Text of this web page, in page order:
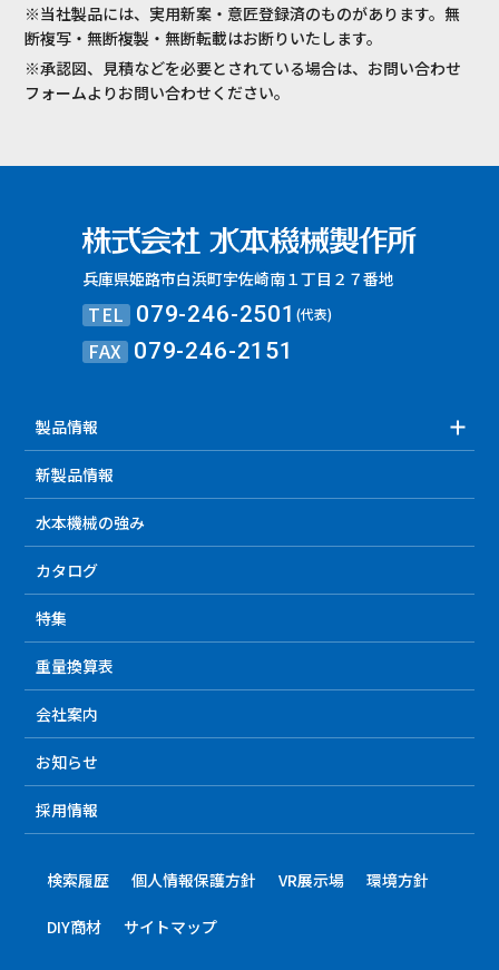
※当社製品には、実用新案・意匠登録済のものがあります。無
断複写・無断複製・無断転載はお断りいたします。
※承認図、見積などを必要とされている場合は、お問い合わせ
フォームよりお問い合わせください。
兵庫県姫路市白浜町宇佐崎南１丁目２７番地
TEL 079-246-2501(代表)
FAX 079-246-2151
製品情報
新製品情報
水本機械の強み
カタログ
特集
重量換算表
会社案内
お知らせ
採用情報
検索履歴 個人情報保護方針 VR展示場 環境方針
DIY商材 サイトマップ